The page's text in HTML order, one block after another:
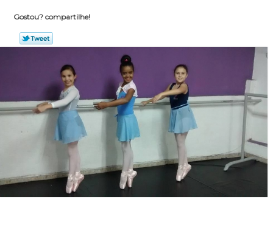
Gostou? compartilhe!